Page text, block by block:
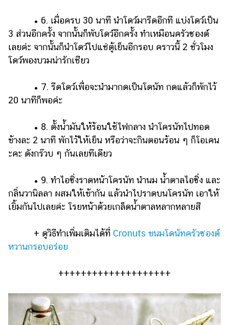
• 6. เมื่อครบ 30 นาที นำโดว์มารีดอีกที แบ่งโดว์เป็น
3 ส่วนอีกครั้ง จากนั้นก็พับโดว์อีกครั้ง ทำเหมือนครัวซองต์
เลยค่ะ จากนั้นก็นำโดว์ไปแช่ตู้เย็นอีกรอบ คราวนี้ 2 ชั่วโมง
โดว์พองบวมน่ารักเชียว
• 7. รีดโดว์เพื่อจะนำมากดเป็นโดนัท กดแล้วก็พักไว้
20 นาทีก็พอค่ะ
• 8. ตั้งน้ำมันให้ร้อนใช้ไฟกลาง นำโครนัทไปทอด
ข้างละ 2 นาที พักไว้ให้เย็น หรือว่าจะกินตอนร้อน ๆ ก็โอเคน
ะคะ ดังกร๊วบ ๆ กันเลยทีเดียว
• 9. ทำไอซิ่งราดหน้าโครนัท นำนม น้ำตาลไอซิ่ง และ
กลิ่นวานิลลา ผสมให้เข้ากัน แล้วนำไปราดบนโครนัท เอาให้
เยิ้มกันไปเลยค่ะ โรยหน้าด้วยเกล็ดน้ำตาลหลากหลายสี
+ ดูวิธีทำเพิ่มเติมได้ที่ Cronuts ขนมโดนัทครัวซองต์
หวานกรอบอร่อย
++++++++++++++++++++